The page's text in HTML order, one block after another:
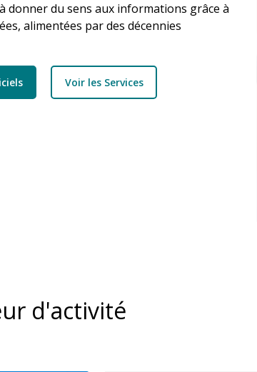
donner du sens aux informations grâce à
alimentées par des décennies
Voir les Services
d'activité